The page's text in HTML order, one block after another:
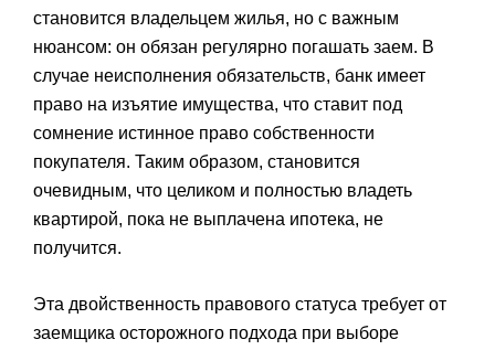
становится владельцем жилья, но с важным
нюансом: он обязан регулярно погашать заем. В
случае неисполнения обязательств, банк имеет
право на изъятие имущества, что ставит под
сомнение истинное право собственности
покупателя. Таким образом, становится
очевидным, что целиком и полностью владеть
квартирой, пока не выплачена ипотека, не
получится.
Эта двойственность правового статуса требует от
заемщика осторожного подхода при выборе